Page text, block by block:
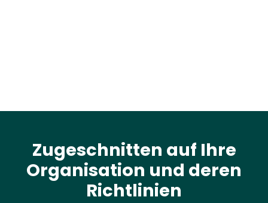
Zugeschnitten auf Ihre
Organisation und deren
Richtlinien